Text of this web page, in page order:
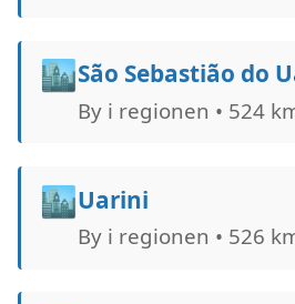
🏙️São Sebastião do
By i regionen • 524
🏙️Uarini
By i regionen • 526